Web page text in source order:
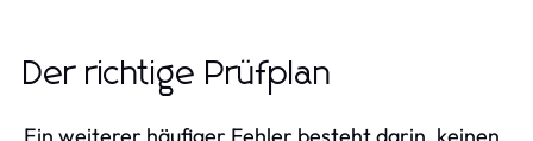
Der richtige Prüfplan
Ein weiterer häufiger Fehler besteht darin, keinen